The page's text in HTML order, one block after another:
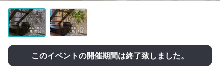
このイベントの開催期間は終了致しました。